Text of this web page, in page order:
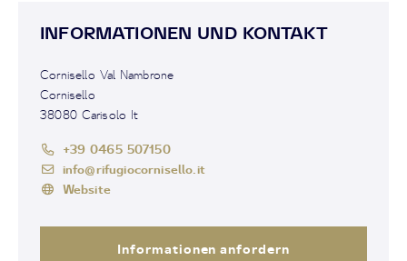
INFORMATIONEN UND KONTAKT
Cornisello Val Nambrone
Cornisello
38080 Carisolo It
+39 0465 507150
info@rifugiocornisello.it
Website
Informationen anfordern